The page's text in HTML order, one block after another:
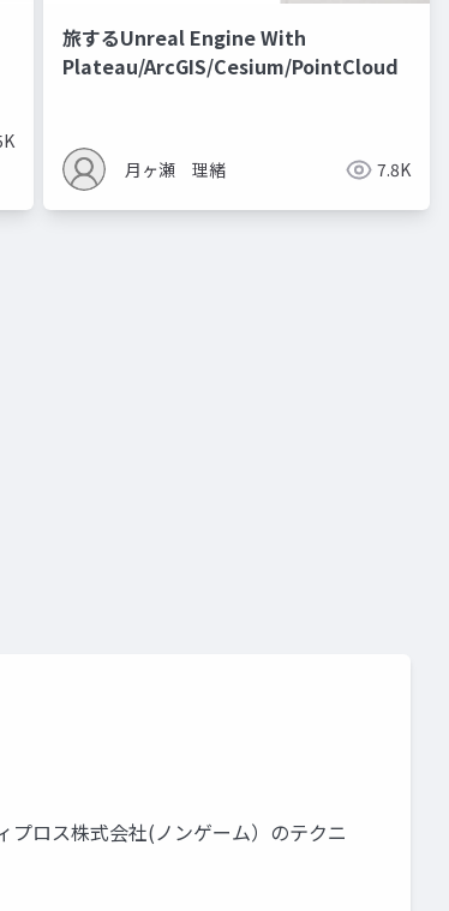
旅するUnreal Engine With
Plateau/ArcGIS/Cesium/PointCloud
月ヶ瀬 理緒 7.8K
プロス株式会社(ノンゲーム）のテクニ